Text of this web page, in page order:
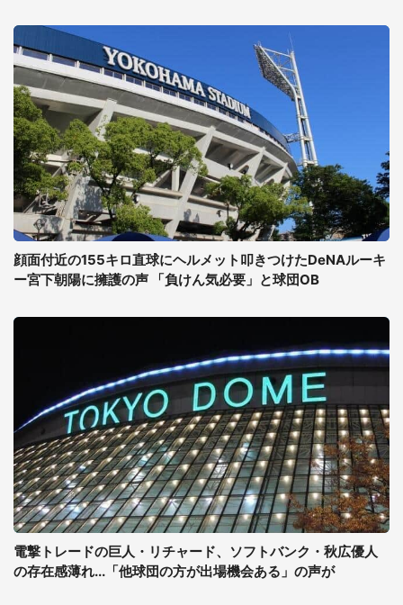
顔面付近の155キロ直球にヘルメット叩きつけたDeNAルーキ
ー宮下朝陽に擁護の声 「負けん気必要」と球団OB
電撃トレードの巨人・リチャード、ソフトバンク・秋広優人
の存在感薄れ...「他球団の方が出場機会ある」の声が